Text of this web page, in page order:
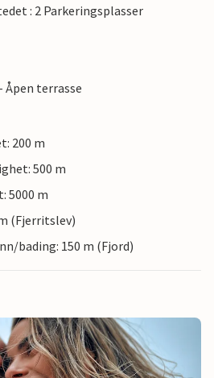
: 2 Parkeringsplasser
Åpen terrasse
200 m
500 m
5000 m
(Fjerritslev)
bading: 150 m (Fjord)